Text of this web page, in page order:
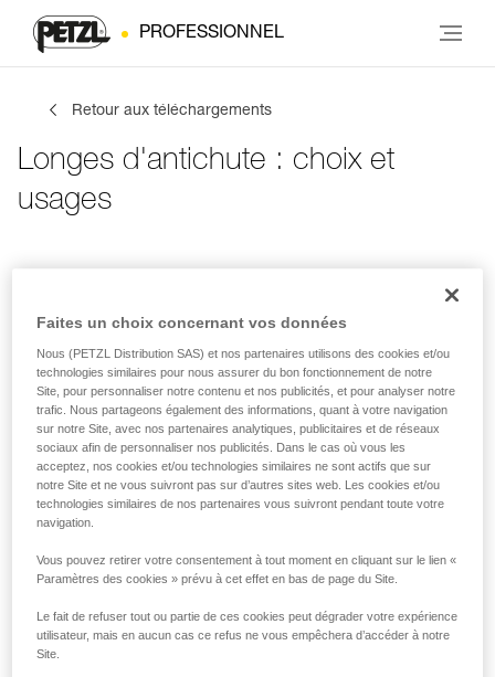
PROFESSIONNEL
Retour aux téléchargements
Longes d'antichute : choix et
usages
Infos de contact
Inscris tes coordonnées
PRÉNOM *
Faites un choix concernant vos données
Nous (PETZL Distribution SAS) et nos partenaires utilisons des cookies et/ou
technologies similaires pour nous assurer du bon fonctionnement de notre
Site, pour personnaliser notre contenu et nos publicités, et pour analyser notre
trafic. Nous partageons également des informations, quant à votre navigation
sur notre Site, avec nos partenaires analytiques, publicitaires et de réseaux
sociaux afin de personnaliser nos publicités. Dans le cas où vous les
acceptez, nos cookies et/ou technologies similaires ne sont actifs que sur
notre Site et ne vous suivront pas sur d’autres sites web. Les cookies et/ou
technologies similaires de nos partenaires vous suivront pendant toute votre
navigation.
Vous pouvez retirer votre consentement à tout moment en cliquant sur le lien «
Paramètres des cookies » prévu à cet effet en bas de page du Site.
Le fait de refuser tout ou partie de ces cookies peut dégrader votre expérience
utilisateur, mais en aucun cas ce refus ne vous empêchera d’accéder à notre
Site.